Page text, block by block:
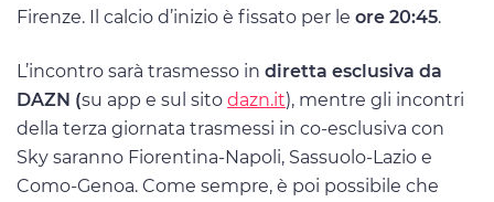
Firenze. Il calcio d’inizio è fissato per le ore 20:45.
L’incontro sarà trasmesso in diretta esclusiva da
DAZN (su app e sul sito dazn.it), mentre gli incontri
della terza giornata trasmessi in co-esclusiva con
Sky saranno Fiorentina-Napoli, Sassuolo-Lazio e
Como-Genoa. Come sempre, è poi possibile che